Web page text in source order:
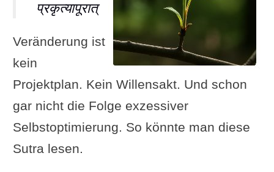
प्रकृत्यापूरात्
Veränderung ist
kein
Projektplan. Kein Willensakt. Und schon
gar nicht die Folge exzessiver
Selbstoptimierung. So könnte man diese
Sutra lesen.